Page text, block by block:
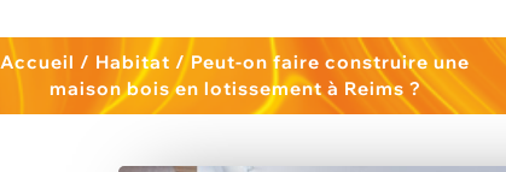
Accueil / Habitat /Peut-on faire construire une
maison bois en lotissement à Reims ?